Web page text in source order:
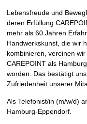
Lebensfreude und
deren Erfüllung
mehr als 60 Jahren
Handwerkskunst, die wir
kombinieren, vereinen
CAREPOINT als
worden. Das bestätigt
Zufriedenheit unserer
Als Telefonist/in (m/w/d)
Hamburg-Eppendorf.